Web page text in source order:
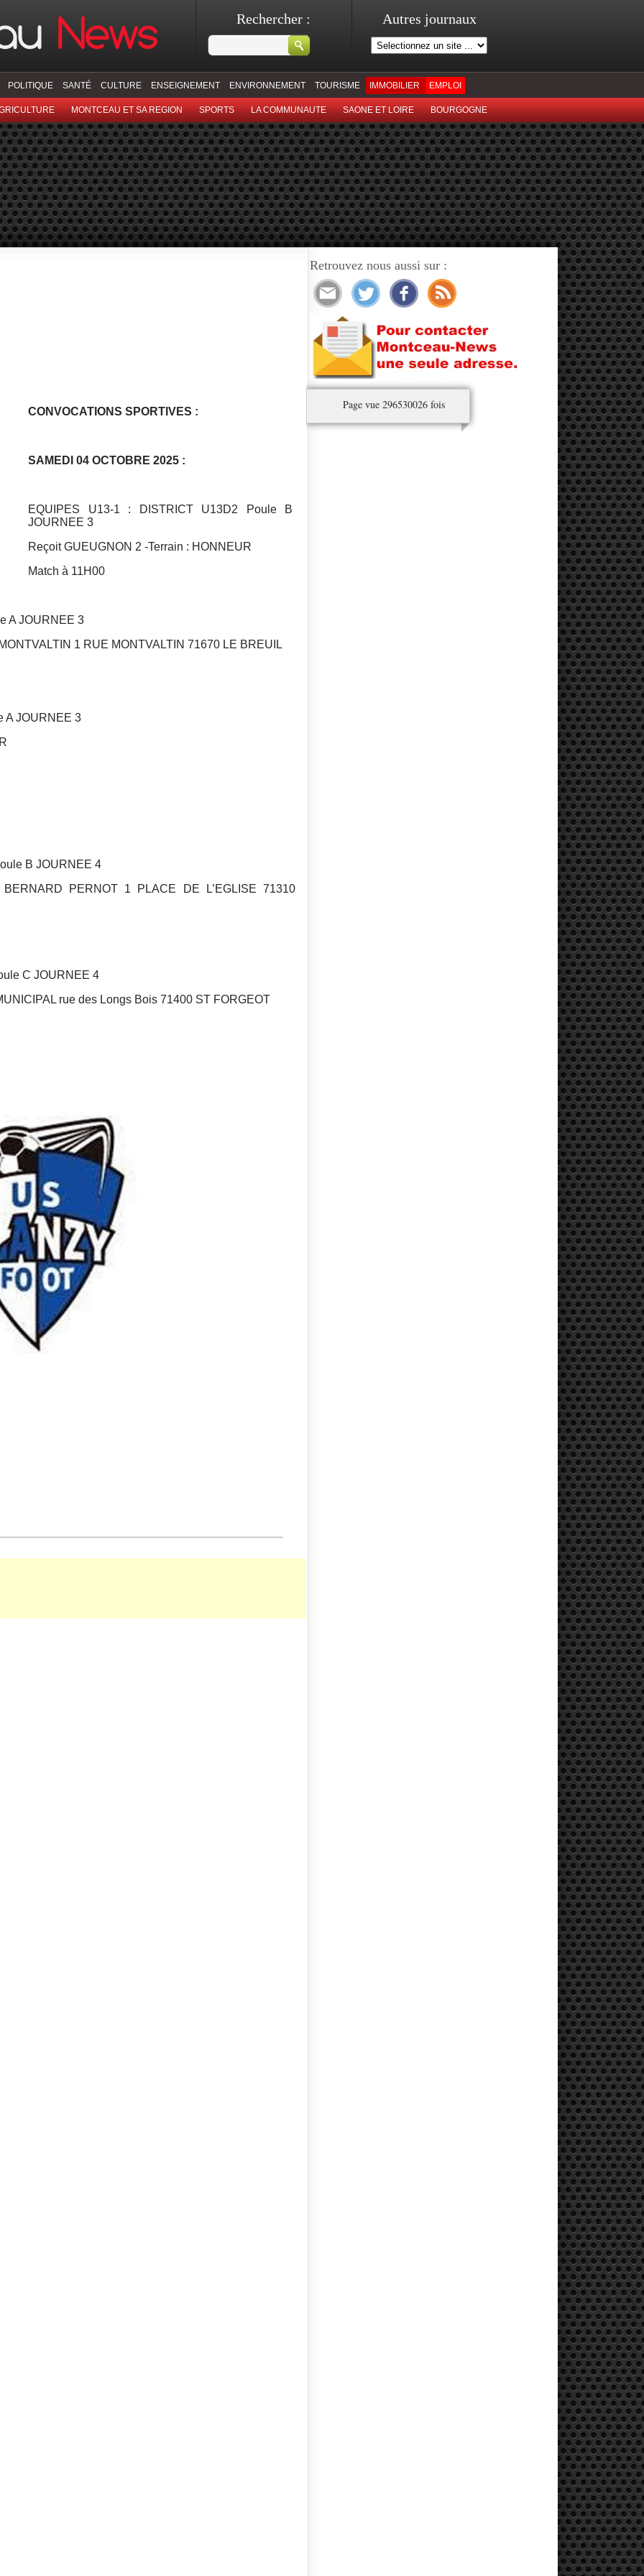
Rechercher : Autres journaux
POLITIQUE SANTÉ CULTURE ENSEIGNEMENT ENVIRONNEMENT TOURISME IMMOBILIER EMPLOI
MONTCEAU ET SA REGION SPORTS LA COMMUNAUTE SAONE ET LOIRE BOURGOGNE
CONVOCATIONS SPORTIVES :
SAMEDI 04 OCTOBRE 2025 :
EQUIPES U13-1 : DISTRICT U13D2 Poule B
JOURNEE 3
Reçoit GUEUGNON 2 -Terrain : HONNEUR
Match à 11H00
A JOURNEE 3
1 RUE MONTVALTIN 71670 LE BREUIL
A JOURNEE 3
B JOURNEE 4
PERNOT 1 PLACE DE L’EGLISE 71310
C JOURNEE 4
rue des Longs Bois 71400 ST FORGEOT
Retrouvez nous aussi sur :
Page vue 296530026 fois